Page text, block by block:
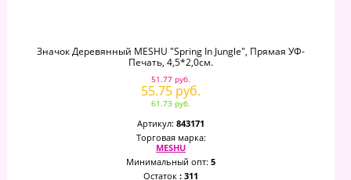
Значок Деревянный MESHU "Spring In Jungle", Прямая УФ-
Печать, 4,5*2,0см.
51.77 руб.
55.75 руб.
61.73 руб.
Артикул: 843171
Торговая марка:
MESHU
Минимальный опт: 5
Остаток : 311